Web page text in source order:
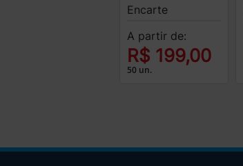
Encarte
A partir de:
R$ 199,00
50 un.